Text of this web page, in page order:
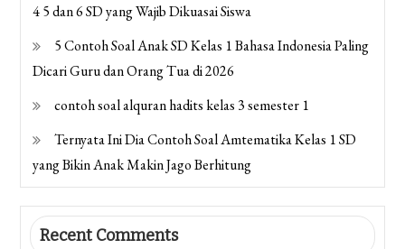
4 5 dan 6 SD yang Wajib Dikuasai Siswa
5 Contoh Soal Anak SD Kelas 1 Bahasa Indonesia Paling
Dicari Guru dan Orang Tua di 2026
contoh soal alquran hadits kelas 3 semester 1
Ternyata Ini Dia Contoh Soal Amtematika Kelas 1 SD
yang Bikin Anak Makin Jago Berhitung
Recent Comments